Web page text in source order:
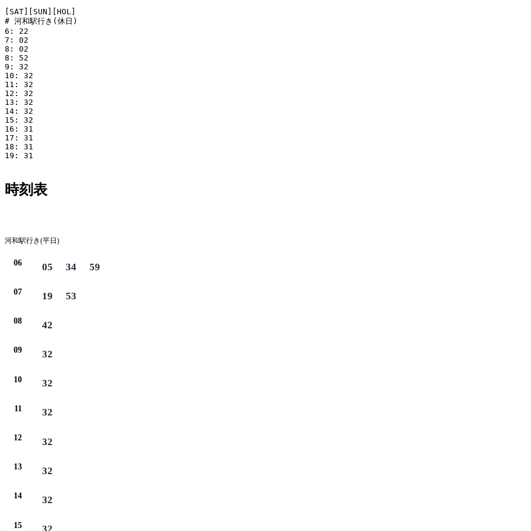
[SAT][SUN][HOL]
# 河和駅行き(休日)
6: 22
7: 02
8: 02
8: 52
9: 32
10: 32
11: 32
12: 32
13: 32
14: 32
15: 32
16: 31
17: 31
18: 31
19: 31
時刻表
河和駅行き(平日)
06 05 34 59
07 19 53
08 42
09 32
10 32
11 32
12 32
13 32
14 32
15